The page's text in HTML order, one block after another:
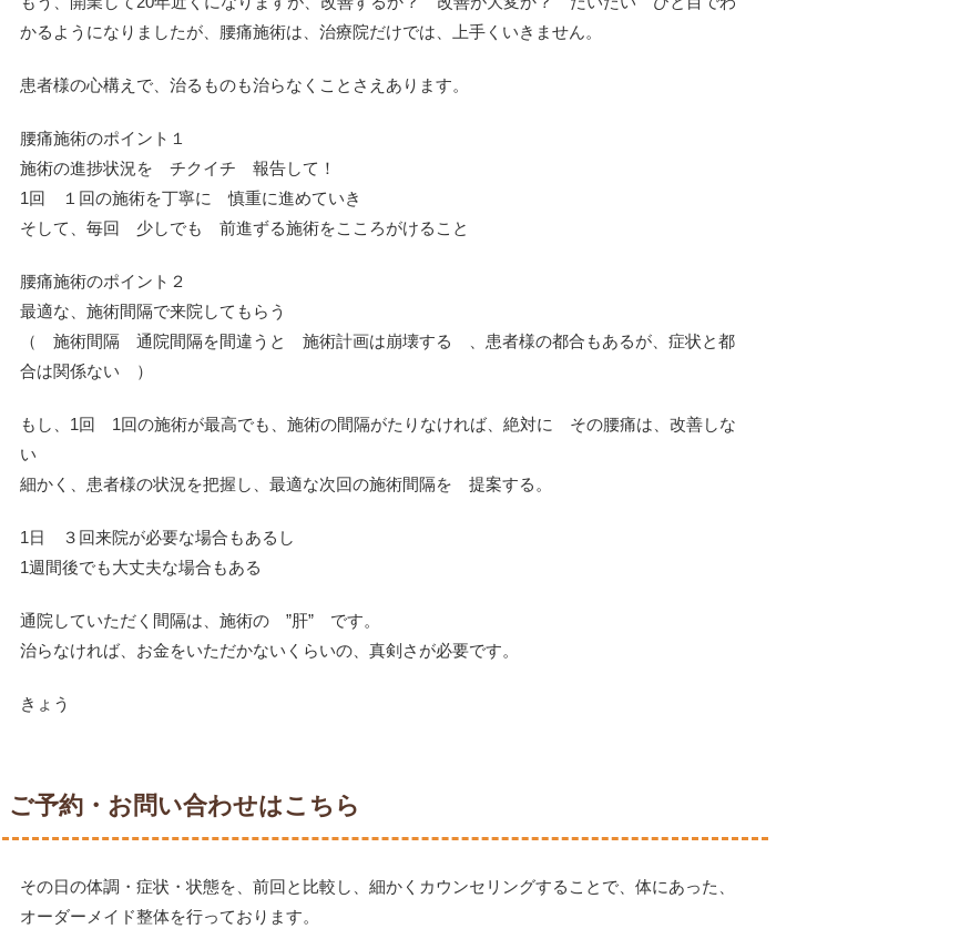
かるようになりましたが、腰痛施術は、治療院だけでは、上手くいきません。
患者様の心構えで、治るものも治らなくことさえあります。
腰痛施術のポイント１
施術の進捗状況を チクイチ 報告して！
1回 １回の施術を丁寧に 慎重に進めていき
そして、毎回 少しでも 前進ずる施術をこころがけること
腰痛施術のポイント２
最適な、施術間隔で来院してもらう
（ 施術間隔 通院間隔を間違うと 施術計画は崩壊する 、患者様の都合もあるが、症状と都
合は関係ない ）
もし、1回 1回の施術が最高でも、施術の間隔がたりなければ、絶対に その腰痛は、改善しな
い
細かく、患者様の状況を把握し、最適な次回の施術間隔を 提案する。
1日 ３回来院が必要な場合もあるし
1週間後でも大丈夫な場合もある
通院していただく間隔は、施術の ”肝” です。
治らなければ、お金をいただかないくらいの、真剣さが必要です。
きょう
ご予約・お問い合わせはこちら
その日の体調・症状・状態を、前回と比較し、細かくカウンセリングすることで、体にあった、
オーダーメイド整体を行っております。